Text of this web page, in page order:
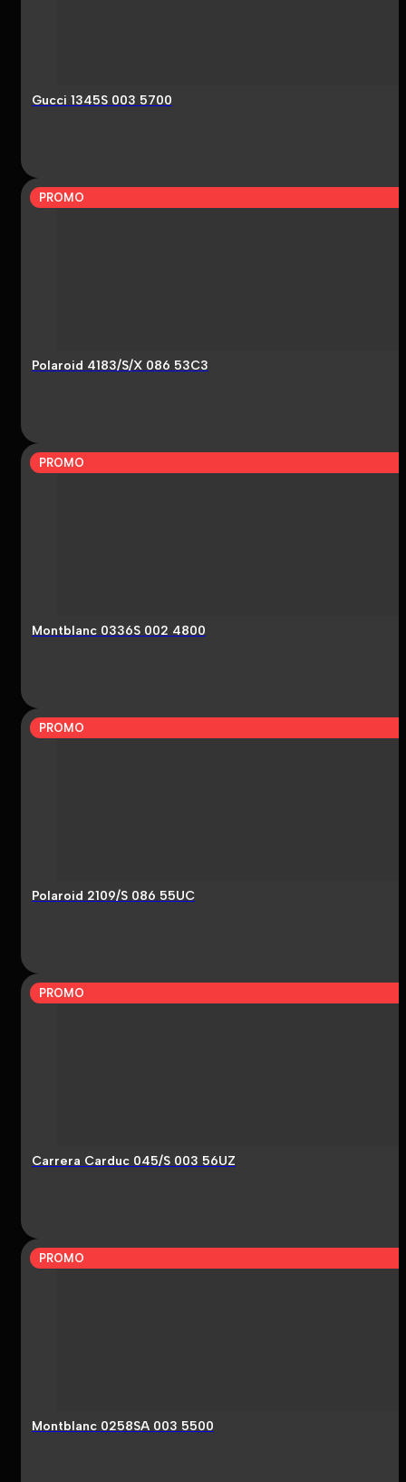
Gucci 1345S 003 5700
PROMO
Polaroid 4183/S/X 086 53C3
PROMO
Montblanc 0336S 002 4800
PROMO
Polaroid 2109/S 086 55UC
PROMO
Carrera Carduc 045/S 003 56UZ
PROMO
Montblanc 0258SA 003 5500